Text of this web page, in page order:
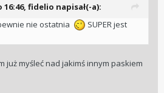
16:46, fidelio napisał(-a):
nie ostatnia
SUPER jest
już myśleć nad jakimś innym paskiem